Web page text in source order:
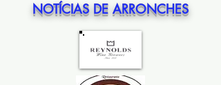
NOTÍCIAS DE ARRONCHES